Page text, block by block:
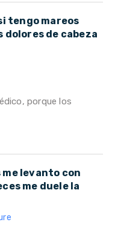
tengo mareos
de cabeza
porque los
me levanto con
me duele la